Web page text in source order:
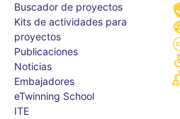
Buscador de proyectos
Kits de actividades para
proyectos
Publicaciones
Noticias
Embajadores
eTwinning School
ITE